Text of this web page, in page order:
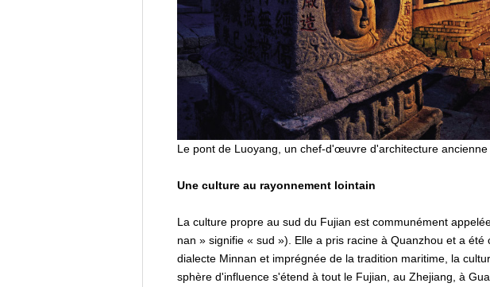
Le pont de Luoyang, un chef-d'œuvre d'architecture ancienne
Une culture au rayonnement lointain
La culture propre au sud du Fujian est communément
nan » signifie « sud »). Elle a pris racine à Quanzhou et a
dialecte Minnan et imprégnée de la tradition maritime, la
sphère d'influence s'étend à tout le Fujian, au Zhejiang, à